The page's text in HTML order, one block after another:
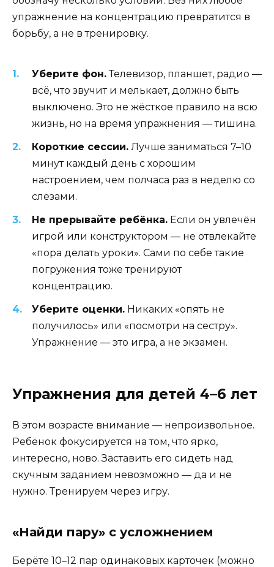
упражнение на концентрацию превратится в
борьбу, а не в тренировку.
Уберите фон.Телевизор, планшет, радио —
всё, что звучит и мелькает, должно быть
выключено. Это не жёсткое правило на всю
жизнь, но на время упражнения — тишина.
Короткие сессии. Лучше заниматься 7–10
минут каждый день с хорошим
настроением, чем полчаса раз в неделю со
слезами.
Не прерывайте ребёнка. Если он увлечён
игрой или конструктором — не отвлекайте
«пора делать уроки». Сами по себе такие
погружения тоже тренируют
концентрацию.
Уберите оценки. Никаких «опять не
получилось» или «посмотри на сестру».
Упражнение — это игра, а не экзамен.
Упражнения для детей 4–6 лет
В этом возрасте внимание — непроизвольное.
Ребёнок фокусируется на том, что ярко,
интересно, ново. Заставить его сидеть над
скучным заданием невозможно — да и не
нужно. Тренируем через игру.
«Найди пару» с усложнением
Берёте 10–12 пар одинаковых карточек (можно